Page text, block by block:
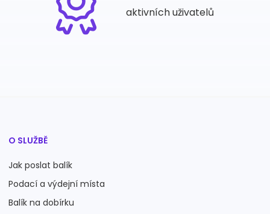
aktivních uživatelů
O SLUŽBĚ
Jak poslat balík
Podací a výdejní místa
Balík na dobírku